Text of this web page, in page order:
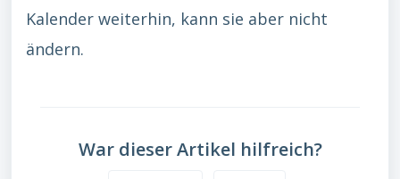
Kalender weiterhin, kann sie aber nicht
ändern.
War dieser Artikel hilfreich?